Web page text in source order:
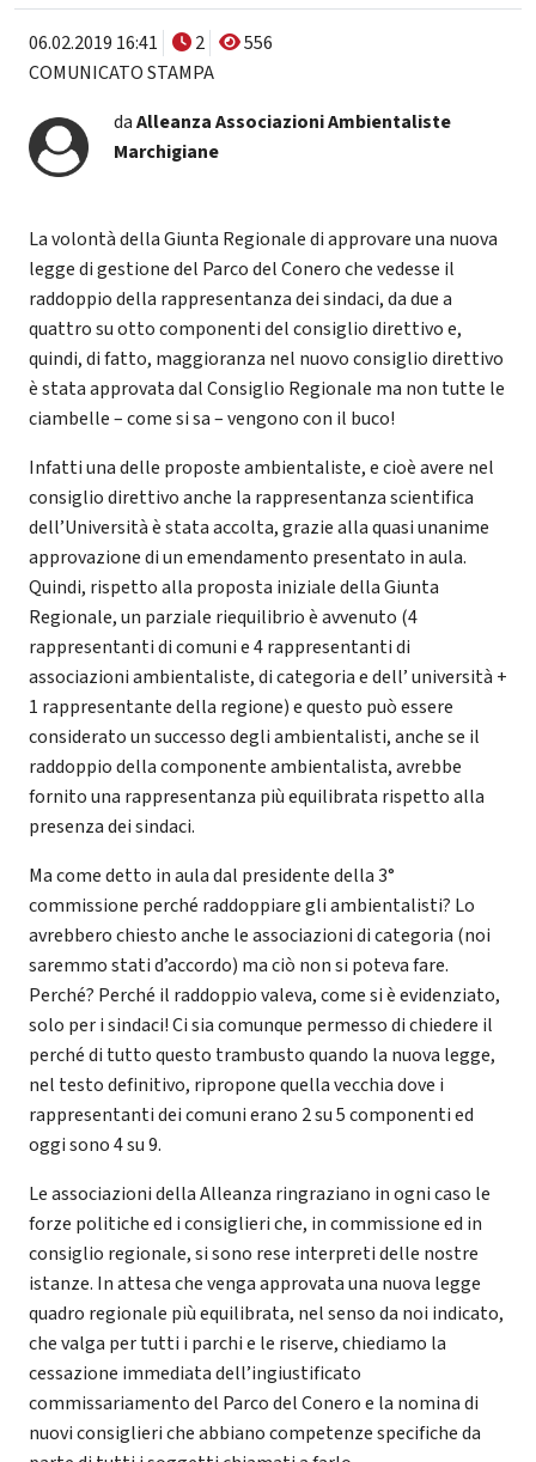
06.02.2019 16:41 2
556
COMUNICATO STAMPA
daAlleanza Associazioni Ambientaliste
Marchigiane
La volontà della Giunta Regionale di approvare una nuova
legge di gestione del Parco del Conero che vedesse il
raddoppio della rappresentanza dei sindaci, da due a
quattro su otto componenti del consiglio direttivo e,
quindi, di fatto, maggioranza nel nuovo consiglio direttivo
è stata approvata dal Consiglio Regionale ma non tutte le
ciambelle – come si sa – vengono con il buco!
Infatti una delle proposte ambientaliste, e cioè avere nel
consiglio direttivo anche la rappresentanza scientifica
dell’Università è stata accolta, grazie alla quasi unanime
approvazione di un emendamento presentato in aula.
Quindi, rispetto alla proposta iniziale della Giunta
Regionale, un parziale riequilibrio è avvenuto (4
rappresentanti di comuni e 4 rappresentanti di
associazioni ambientaliste, di categoria e dell’ università +
1 rappresentante della regione) e questo può essere
considerato un successo degli ambientalisti, anche se il
raddoppio della componente ambientalista, avrebbe
fornito una rappresentanza più equilibrata rispetto alla
presenza dei sindaci.
Ma come detto in aula dal presidente della 3°
commissione perché raddoppiare gli ambientalisti? Lo
avrebbero chiesto anche le associazioni di categoria (noi
saremmo stati d’accordo) ma ciò non si poteva fare.
Perché? Perché il raddoppio valeva, come si è evidenziato,
solo per i sindaci! Ci sia comunque permesso di chiedere il
perché di tutto questo trambusto quando la nuova legge,
nel testo definitivo, ripropone quella vecchia dove i
rappresentanti dei comuni erano 2 su 5 componenti ed
oggi sono 4 su 9.
Le associazioni della Alleanza ringraziano in ogni caso le
forze politiche ed i consiglieri che, in commissione ed in
consiglio regionale, si sono rese interpreti delle nostre
istanze. In attesa che venga approvata una nuova legge
quadro regionale più equilibrata, nel senso da noi indicato,
che valga per tutti i parchi e le riserve, chiediamo la
cessazione immediata dell’ingiustificato
commissariamento del Parco del Conero e la nomina di
nuovi consiglieri che abbiano competenze specifiche da